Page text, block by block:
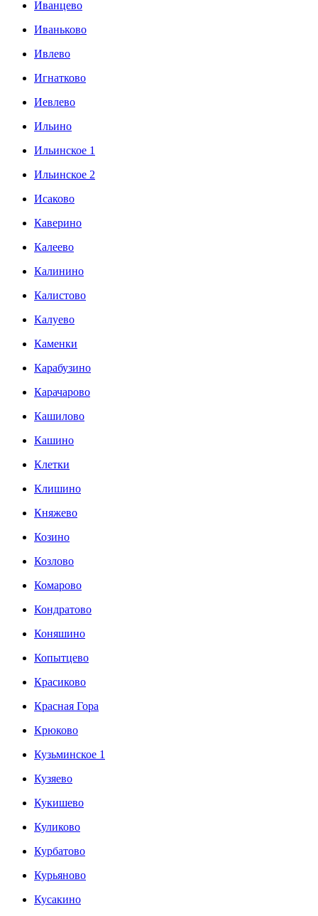
Иванцево
Иваньково
Ивлево
Игнатково
Иевлево
Ильино
Ильинское 1
Ильинское 2
Исаково
Каверино
Калеево
Калинино
Калистово
Калуево
Каменки
Карабузино
Карачарово
Кашилово
Кашино
Клетки
Клишино
Княжево
Козино
Козлово
Комарово
Кондратово
Коняшино
Копытцево
Красиково
Красная Гора
Крюково
Кузьминское 1
Кузяево
Кукишево
Куликово
Курбатово
Курьяново
Кусакино